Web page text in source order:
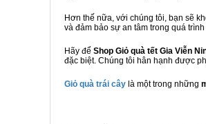
Hơn thế nữa, với chúng tôi, bạn sẽ
và đảm bảo sự an tâm trong quá
Hãy để Shop Giỏ quà tết Gia Viễn
đặc biệt. Chúng tôi hân hạnh được
Giỏ quà trái cây là một trong những